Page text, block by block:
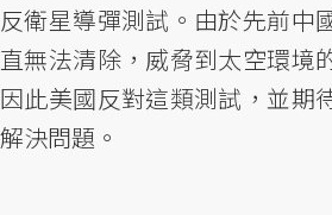
反衛星導彈測試。由於先前中
直無法清除，威脅到太空環境
因此美國反對這類測試，並期
解決問題。